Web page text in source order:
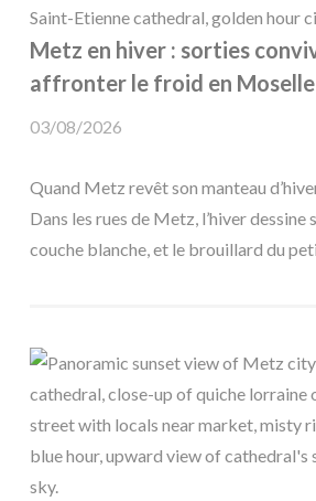
Metz en hiver : sorties
affronter le froid en Moselle
03/08/2026
Quand Metz revêt son manteau
Dans les rues de Metz, l’hiver dessine
couche blanche, et le brouillard du